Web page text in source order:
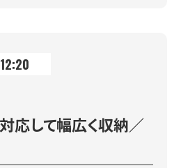
12:20
応して幅広く収納／